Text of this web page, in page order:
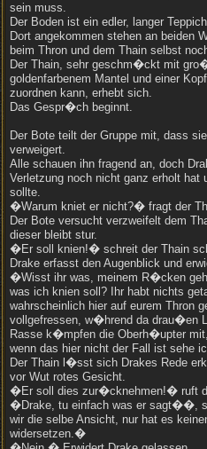
sein muss.
Der Boden ist ein edler, langer
Dort angekommen stehen an beiden
beim Thron und dem Thain selbst
Der Thain, sehr geschm�ckt mit
goldenfarbenem Mantel und einer
zuordnen kann, erhebt sich.
Das Gespr�ch beginnt.
Der Bote teilt der Gruppe mit, dass
verweigert.
Alle schauen ihn fragend an, doch
Verletzung noch nicht ganz erholt
sollte.
�Warum kniet er nicht?� fragt der
Der Bote versucht verzweifelt dem
dieser bleibt stur.
�Er soll knien!� schreit der Thain
Drake erfasst den Augenblick und
�Wisst ihr was, meinem R�cken
was ich knien soll? Ihr habt nichts
wahrscheinlich hier auf eurem Thron
vollgefressen, w�hrend da drau�en
Rasse k�mpfen die Oberh�upter
wenn das hier nicht der Fall ist sehe
Der Thain l�sst sich Drakes Rede
vor Wut rotes Gesicht.
�Er soll dies zur�cknehmen!� ruft
�Drake, tu einfach was er sagt��,
wir die selbe Ansicht, nur hat es
widersetzen.�